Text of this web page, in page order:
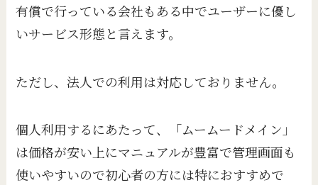
有償で行っている会社もある中でユーザーに優し
いサービス形態と言えます。
ただし、法人での利用は対応しておりません。
個人利用するにあたって、「ムームードメイン」
は価格が安い上にマニュアルが豊富で管理画面も
使いやすいので初心者の方には特におすすめで